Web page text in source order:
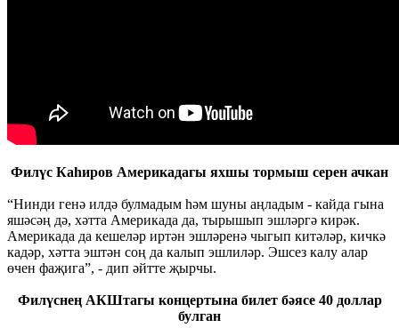
Филүс Каһиров Америкадагы яхшы тормыш серен ачкан
“Нинди генә илдә булмадым һәм шуны аңладым - кайда гына
яшәсәң дә, хәтта Америкада да, тырышып эшләргә кирәк.
Америкада да кешеләр иртән эшләренә чыгып китәләр, кичкә
кадәр, хәтта эштән соң да калып эшлиләр. Эшсез калу алар
өчен фаҗига”, - дип әйтте җырчы.
Филүснең АКШтагы концертына билет бәясе 40 доллар
булган